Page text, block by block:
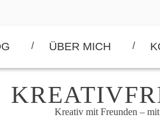
ÜBER MICH
Kreativ mit Freunden –